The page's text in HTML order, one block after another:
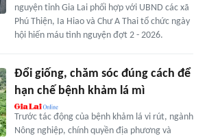
nguyện tỉnh Gia Lai phối hợp với UBND các xã
Phú Thiện, Ia Hiao và Chư A Thai tổ chức ngày
hội hiến máu tình nguyện đợt 2 - 2026.
Ðổi giống, chăm sóc đúng cách để
hạn chế bệnh khảm lá mì
Trước tác động của bệnh khảm lá vi rút, ngành
Nông nghiệp, chính quyền địa phương và